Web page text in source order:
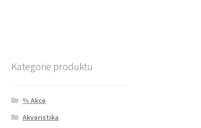
Kategorie produktu
% Akce
Akvaristika